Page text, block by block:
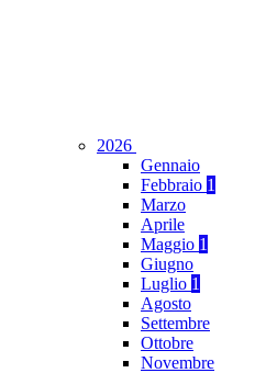
2026
Gennaio
Febbraio 1
Marzo
Aprile
Maggio 1
Giugno
Luglio 1
Agosto
Settembre
Ottobre
Novembre